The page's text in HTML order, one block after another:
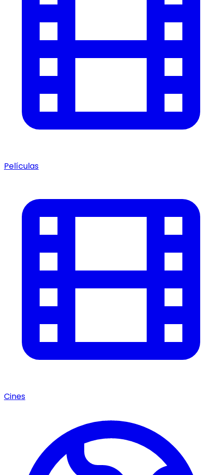
Películas
Cines